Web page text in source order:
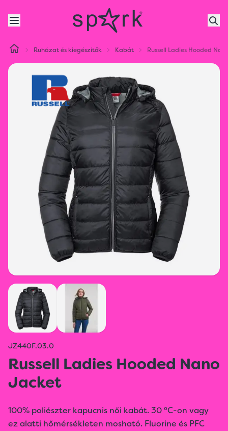
Ruházat és kiegészítők Kabát Russell Ladies Hooded
JZ440F.03.0
Russell Ladies Hooded Nano
Jacket
100% poliészter kapucnis női kabát. 30 °C-on vagy
ez alatti hőmérsékleten mosható. Fluorine és PFC